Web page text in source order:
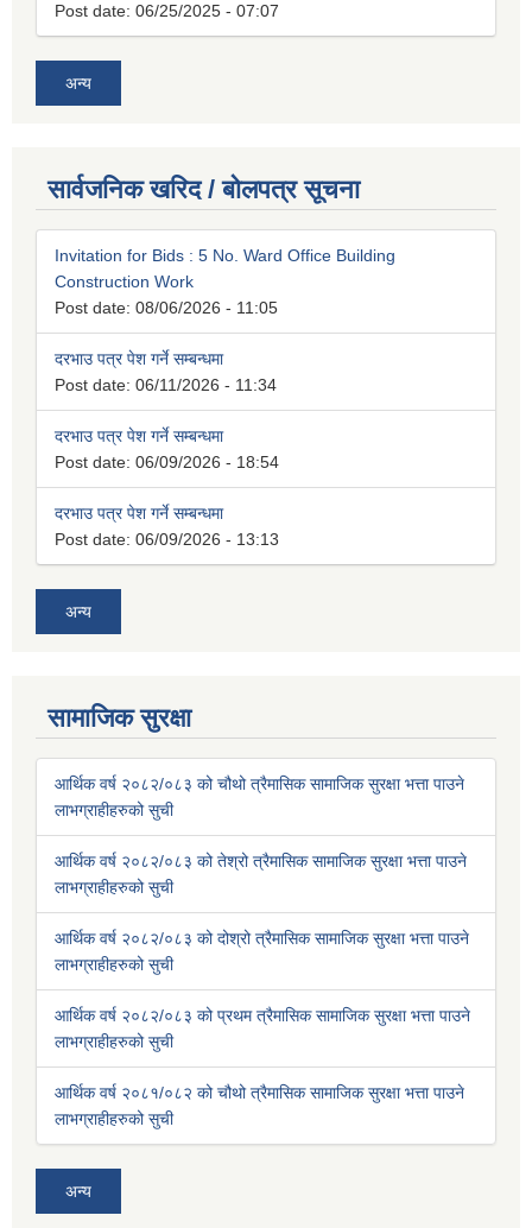
Post date: 06/25/2025 - 07:07
अन्य
सार्वजनिक खरिद / बोलपत्र सूचना
Invitation for Bids : 5 No. Ward Office Building
Construction Work
Post date: 08/06/2026 - 11:05
दरभाउ पत्र पेश गर्ने सम्बन्धमा
Post date: 06/11/2026 - 11:34
दरभाउ पत्र पेश गर्ने सम्बन्धमा
Post date: 06/09/2026 - 18:54
दरभाउ पत्र पेश गर्ने सम्बन्धमा
Post date: 06/09/2026 - 13:13
अन्य
सामाजिक सुरक्षा
आर्थिक वर्ष २०८२/०८३ को चौथो त्रैमासिक सामाजिक सुरक्षा भत्ता पाउने
लाभग्राहीहरुको सुची
आर्थिक वर्ष २०८२/०८३ को तेश्रो त्रैमासिक सामाजिक सुरक्षा भत्ता पाउने
लाभग्राहीहरुको सुची
आर्थिक वर्ष २०८२/०८३ को दोश्रो त्रैमासिक सामाजिक सुरक्षा भत्ता पाउने
लाभग्राहीहरुको सुची
आर्थिक वर्ष २०८२/०८३ को प्रथम त्रैमासिक सामाजिक सुरक्षा भत्ता पाउने
लाभग्राहीहरुको सुची
आर्थिक वर्ष २०८१/०८२ को चौथो त्रैमासिक सामाजिक सुरक्षा भत्ता पाउने
लाभग्राहीहरुको सुची
अन्य